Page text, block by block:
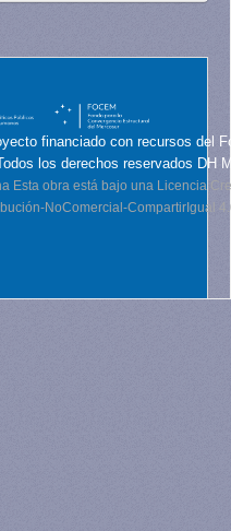
financiado con recursos del
los derechos reservados DH
Esta obra está bajo una Licencia
NoComercial-CompartirIgual